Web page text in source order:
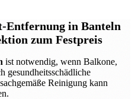
Entfernung in Banteln
zum Festpreis
ist notwendig, wenn Balkone,
gesundheitsschädliche
Reinigung kann